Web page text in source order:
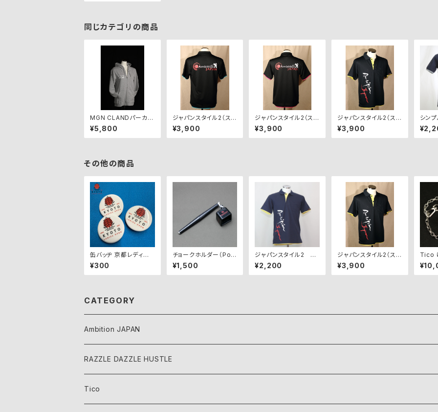
同じカテゴリの商品
MGN CLANDパーカ
ー・グレー【期間限定受
付中】
¥5,800
ジャパンスタイル2（スポ
ーツシャツ） AJP-JS
2-BB（ブラック×ブル
ー）
¥3,900
ジャパンスタイル2（スポ
ーツシャツ） AJP-JS
2-BP（ブラック×ピン
ク）
¥3,900
ジャパンスタイル2（スポ
ーツシャツ） AJP-JS
2-NY（ネイビー×イエ
ロー）
¥3,900
シン
-NV【
その他の商品
缶バッヂ 京都レディー
スオープンオフィシャル
グッズ
¥300
チョークホルダー（Pool
Dawg）
¥1,500
ジャパンスタイル2 AJ
P-JS2-NY【アウトレッ
ト】
¥2,200
ジャパンスタイル2（スポ
ーツシャツ） AJP-JS
2-NY（ネイビー×イエ
ロー）
¥3,900
Tico
カッフ
CATEGORY
Ambition JAPAN
RAZZLE DAZZLE HUSTLE
Tico